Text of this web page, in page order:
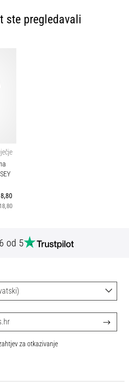
ste pregledavali
od 5
za otkazivanje